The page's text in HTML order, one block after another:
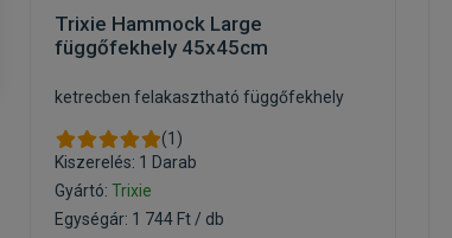
Trixie Hammock Large
függőfekhely 45x45cm
ketrecben felakasztható függőfekhely
(1)
Kiszerelés: 1 Darab
Gyártó: Trixie
Egységár: 1 744 Ft / db